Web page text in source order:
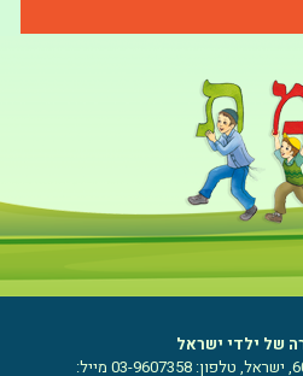
של ילדי ישראל
ת''ד 8, כפר חב''ד, 6084000, ישראל, טלפון: 03-9607358 מייל: